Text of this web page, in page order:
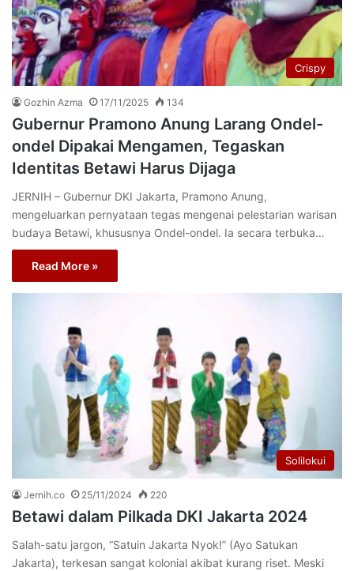
Crispy
Gozhin Azma 17/11/2025 134
Gubernur Pramono Anung Larang Ondel-
ondel Dipakai Mengamen, Tegaskan
Identitas Betawi Harus Dijaga
JERNIH – Gubernur DKI Jakarta, Pramono Anung,
mengeluarkan pernyataan tegas mengenai pelestarian warisan
budaya Betawi, khususnya Ondel-ondel. Ia secara terbuka…
Read More »
Solilokui
Jernih.co 25/11/2024 220
Betawi dalam Pilkada DKI Jakarta 2024
Salah-satu jargon, “Satuin Jakarta Nyok!” (Ayo Satukan
Jakarta), terkesan sangat kolonial akibat kurang riset. Meski